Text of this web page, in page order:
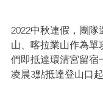
2022中秋連假，團
山、喀拉業山作為單
們即抵達環清宮留宿
凌晨3點抵達登山口起